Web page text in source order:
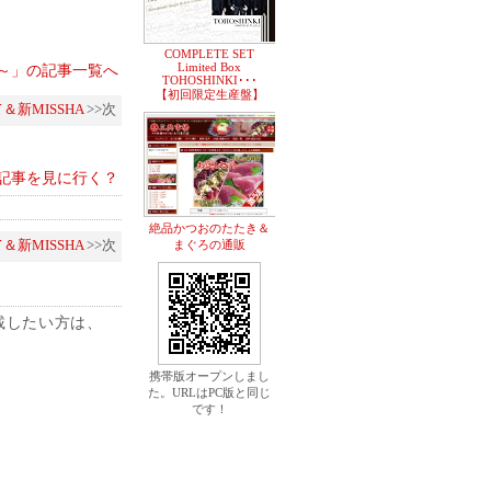
」の記事一覧へ
新MISSHA>>次
事を見に行く？
新MISSHA>>次
たい方は、
COMPLETE SET
Limited Box
TOHOSHINKI･･･
【初回限定生産盤】
絶品かつおのたたき＆
まぐろの通販
携帯版オープンしまし
た。URLはPC版と同じ
です！